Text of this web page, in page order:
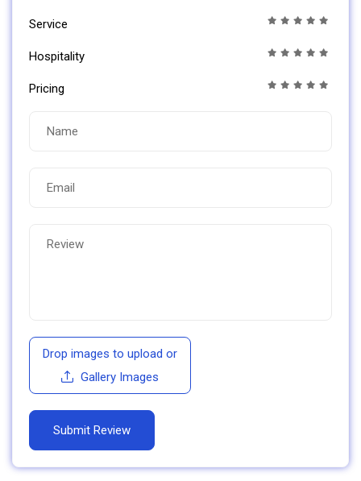
Service
Hospitality
Pricing
Drop images to upload or
Gallery Images